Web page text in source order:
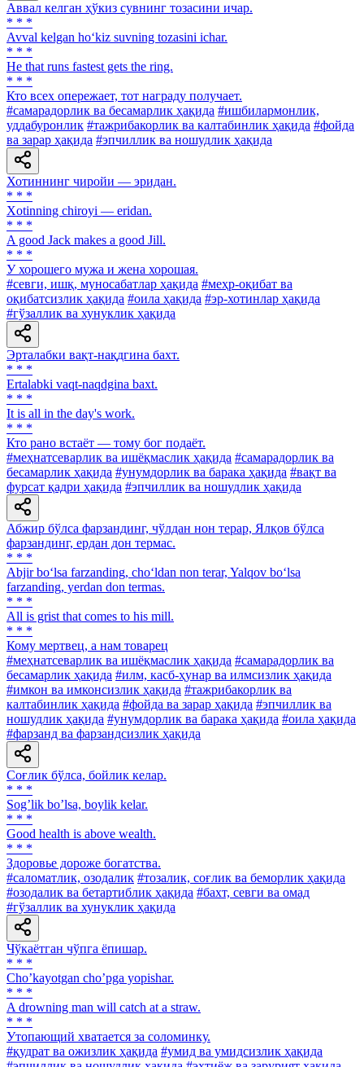
Аввал келган ҳўкиз сувнинг тозасини ичар.
* * *
Avval kelgan ho‘kiz suvning tozasini ichar.
* * *
Не that runs fastest gets the ring.
* * *
Кто всех опережает, тот награду получает.
#самарадорлик ва бесамарлик ҳақида #ишбилармонлик,
уддабуронлик #тажрибакорлик ва калтабинлик ҳақида #фойда
ва зарар ҳақида #эпчиллик ва ношудлик ҳақида
Хотиннинг чиройи — эридан.
* * *
Xotinning chiroyi — eridan.
* * *
A good Jack makes a good Jill.
* * *
У хорошего мужа и жена хорошая.
#севги, ишқ, муносабатлар ҳақида #меҳр-оқибат ва
оқибатсизлик ҳақида #оила ҳақида #эр-хотинлар ҳақида
#гўзаллик ва хунуклик ҳақида
Эрталабки вақт-нақдгина бахт.
* * *
Ertalabki vaqt-naqdgina baxt.
* * *
It is all in the day's work.
* * *
Кто рано встаёт — тому бог подаёт.
#меҳнатсеварлик ва ишёқмаслик ҳақида #самарадорлик ва
бесамарлик ҳақида #унумдорлик ва барака ҳақида #вақт ва
фурсат қадри ҳақида #эпчиллик ва ношудлик ҳақида
Абжир бўлса фарзандинг, чўлдан нон терар, Ялқов бўлса
фарзандинг, ердан дон термас.
* * *
Abjir bo‘lsa farzanding, cho‘ldan non terar, Yalqov bo‘lsa
farzanding, yerdan don termas.
* * *
All is grist that comes to his mill.
* * *
Кому мертвец, а нам товарец
#меҳнатсеварлик ва ишёқмаслик ҳақида #самарадорлик ва
бесамарлик ҳақида #илм, касб-ҳунар ва илмсизлик ҳақида
#имкон ва имконсизлик ҳақида #тажрибакорлик ва
калтабинлик ҳақида #фойда ва зарар ҳақида #эпчиллик ва
ношудлик ҳақида #унумдорлик ва барака ҳақида #оила ҳақида
#фарзанд ва фарзандсизлик ҳақида
Соғлик бўлса, бойлик келар.
* * *
Sogʼlik boʼlsa, boylik kelar.
* * *
Good health is above wealth.
* * *
Здоровье дороже богатства.
#саломатлик, озодалик #тозалик, соғлик ва беморлик ҳақида
#озодалик ва бетартиблик ҳақида #бахт, севги ва омад
#гўзаллик ва хунуклик ҳақида
Чўкаётган чўпга ёпишар.
* * *
Choʼkayotgan choʼpga yopishar.
* * *
A drowning man will catch at a straw.
* * *
Утопающий хватается за соломинку.
#қудрат ва ожизлик ҳақида #умид ва умидсизлик ҳақида